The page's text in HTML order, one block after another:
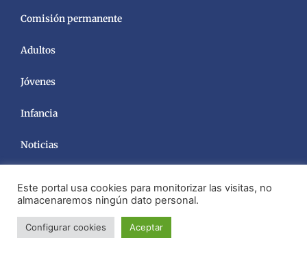
Comisión permanente
Adultos
Jóvenes
Infancia
Noticias
Este portal usa cookies para monitorizar las visitas, no
almacenaremos ningún dato personal.
Configurar cookies Aceptar